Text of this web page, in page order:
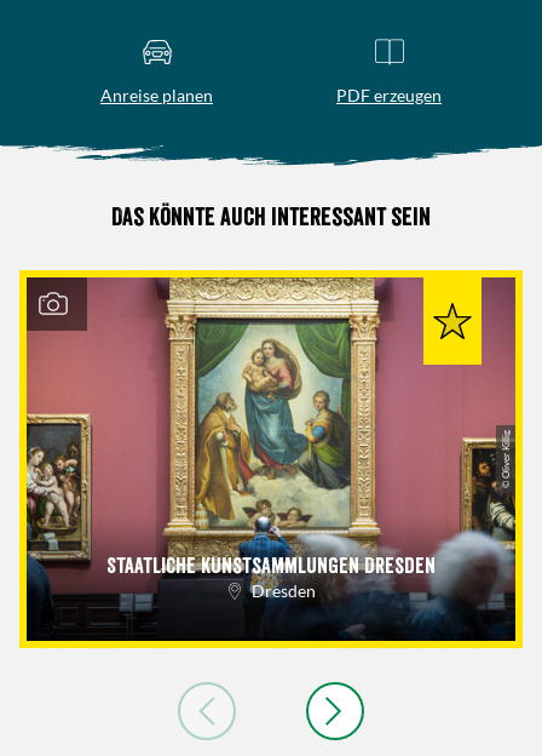
Anreise planen PDF erzeugen
Das könnte auch interessant sein
Staatliche Kunstsammlungen Dresden
Dresden
© Oliver Killig